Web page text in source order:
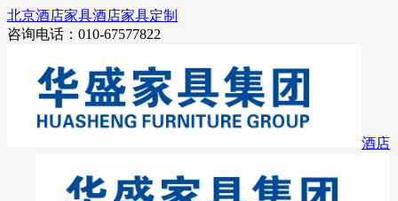
北京酒店家具酒店家具定制
咨询电话：010-67577822
酒店